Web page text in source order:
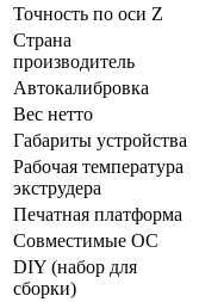
Точность по оси Z
Страна
производитель
Автокалибровка
Вес нетто
Габариты устройства
Рабочая температура
экструдера
Печатная платформа
Совместимые ОС
DIY (набор для
сборки)